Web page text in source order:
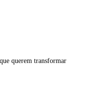
querem transformar